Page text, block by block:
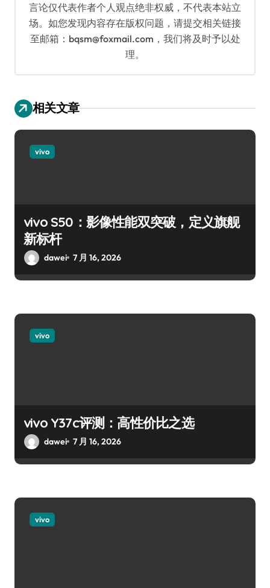
言论仅代表作者个人观点绝非权威，不代表本站立
场。如您发现内容存在版权问题，请提交相关链接
至邮箱：bqsm@foxmail.com，我们将及时予以处
理。
相关文章
vivo
vivo S50：影像性能双突破，定义旗舰
新标杆
dawei 7 月 16, 2026
vivo
vivo Y37c评测：高性价比之选
dawei 7 月 16, 2026
vivo